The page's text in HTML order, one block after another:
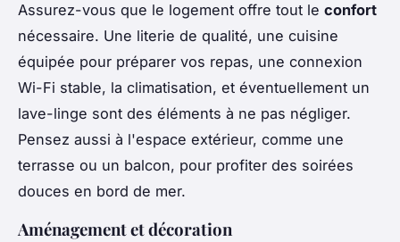
Assurez-vous que le logement offre tout le confort
nécessaire. Une literie de qualité, une cuisine
équipée pour préparer vos repas, une connexion
Wi-Fi stable, la climatisation, et éventuellement un
lave-linge sont des éléments à ne pas négliger.
Pensez aussi à l'espace extérieur, comme une
terrasse ou un balcon, pour profiter des soirées
douces en bord de mer.
Aménagement et décoration